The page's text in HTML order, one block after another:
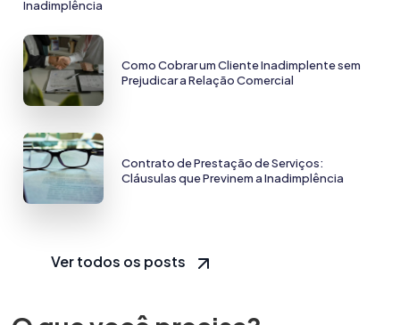
Inadimplência
Como Cobrar um Cliente Inadimplente sem
Prejudicar a Relação Comercial
Contrato de Prestação de Serviços:
Cláusulas que Previnem a Inadimplência
Ver todos os posts